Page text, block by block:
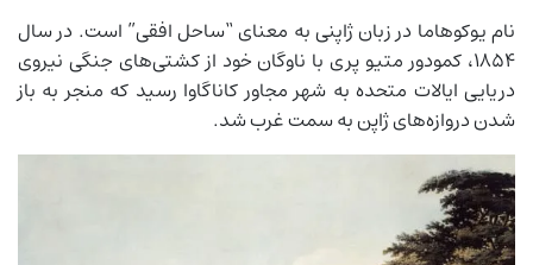
نام یوکوهاما در زبان ژاپنی به معنای “ساحل افقی” است. در سال
1854، کمودور متیو پری با ناوگان خود از کشتی‌های جنگی نیروی
دریایی ایالات متحده به شهر مجاور کاناگاوا رسید که منجر به باز
شدن دروازه‌های ژاپن به سمت غرب شد.